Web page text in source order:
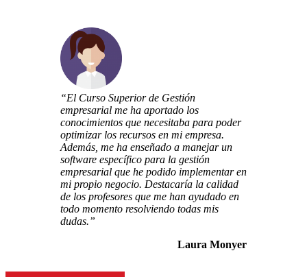
“El Curso Superior de Gestión
empresarial me ha aportado los
conocimientos que necesitaba para poder
optimizar los recursos en mi empresa.
Además, me ha enseñado a manejar un
software específico para la gestión
empresarial que he podido implementar en
mi propio negocio. Destacaría la calidad
de los profesores que me han ayudado en
todo momento resolviendo todas mis
dudas.”
Laura Monyer